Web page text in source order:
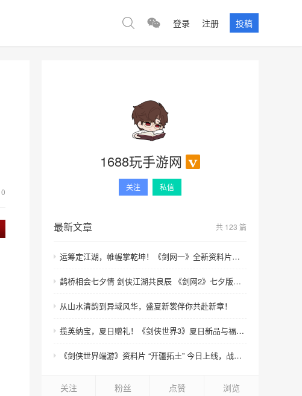
登录 注册 投稿
0
1688玩手游网
关注 私信
最新文章 共 123 篇
运筹定江湖，帷幄掌乾坤！《剑网一》全新资料片【运筹帷幄】今日上线！
鹊桥相会七夕情 剑侠江湖共良辰 《剑网2》七夕版本今日浪漫开启！
从山水清韵到异域风华，盛夏新裳伴你共赴新章！
揽英纳宝，夏日赠礼！《剑侠世界3》夏日新品与福利上线！
《剑侠世界端游》资料片 “开疆拓土” 今日上线，战域领土开放，诚邀好友齐聚新服畅爽酣战
关注 粉丝 点赞 浏览